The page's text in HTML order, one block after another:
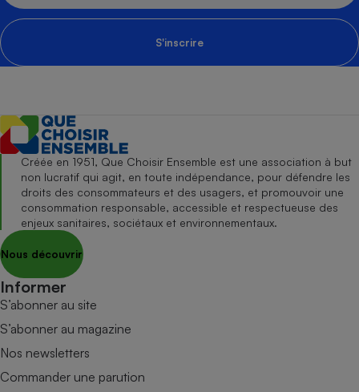
S'inscrire
Créée en 1951, Que Choisir Ensemble est une association à but
non lucratif qui agit, en toute indépendance, pour défendre les
droits des consommateurs et des usagers, et promouvoir une
consommation responsable, accessible et respectueuse des
enjeux sanitaires, sociétaux et environnementaux.
Nous découvrir
Informer
S’abonner au site
S’abonner au magazine
Nos newsletters
Commander une parution